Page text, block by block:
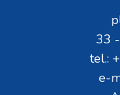
33
tel.:
e-